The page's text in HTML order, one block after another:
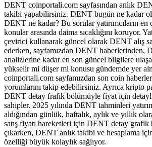
DENT coinportali.com sayfasından anlık
takibi yapabilirsiniz. DENT bugün ne kadar
DENT ne kadar? Bu sorular yatırımcıların
konular arasında daima sıcaklığını koruyor.
çevirici kullanarak güncel olarak DENT alış
ederken, sayfamızdan DENT haberlerinden,
analizlerine kadar en son güncel bilgilere
yükselir mi düşer mi konusu gündemde yer
coinportali.com sayfamızdan son coin
yorumlarını takip edebilirsiniz. Ayrıca kripto
DENT detay frafik bölümüyle fiyat için detaylı
sahipler. 2025 yılında DENT tahminleri
aldığından günlük, haftalık, aylık ve yıllık
satış fiyatı hareketleri için DENT detay grafik
çıkarken, DENT anlık takibi ve hesaplama
özelliği büyük kolaylık sağlıyor.